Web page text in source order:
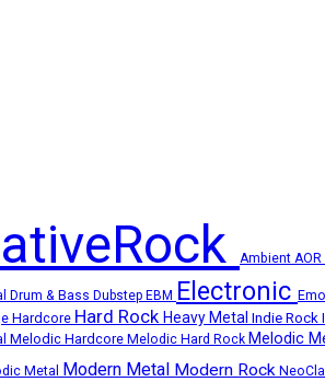
Ambient AOR
Drum & Bass Dubstep EBM Electronic Emo
Hardcore Hard Rock Heavy Metal Indie Rock
Melodic Hardcore Melodic Hard Rock Melodic
Metal Modern Metal Modern Rock